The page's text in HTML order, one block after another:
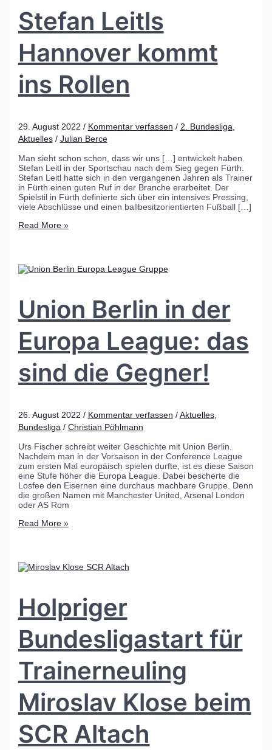
Stefan Leitls
Hannover kommt
ins Rollen
29. August 2022 / Kommentar verfassen / 2. Bundesliga
Aktuelles/ Julian Berce
Man sieht schon schon, dass wir uns […] entwickelt haben.
Stefan Leitl in der Sportschau nach dem Sieg gegen Fürth.
Stefan Leitl hatte sich in den vergangenen Jahren als Trainer
in Fürth einen guten Ruf in der Branche erarbeitet. Der
Spielstil in Fürth definierte sich über ein intensives Pressing,
viele Abschlüsse und einen ballbesitzorientierten Fußball […]
Read More »
Union Berlin in der
Europa League: das
sind die Gegner!
26. August 2022 / Kommentar verfassen /Aktuelles,
Bundesliga / Christian Pöhlmann
Urs Fischer schreibt weiter Geschichte mit Union Berlin.
Nachdem man in der Vorsaison in der Conference League
zum ersten Mal europäisch spielen durfte, ist es diese Saison
eine Stufe höher die Europa League. Dabei bescherte die
Losfee den Eisernen eine durchaus machbare Gruppe. Denn
die großen Namen mit Manchester United, Arsenal London
oder AS Rom
Read More »
Holpriger
Bundesligastart für
Trainerneuling
Miroslav Klose beim
SCR Altach